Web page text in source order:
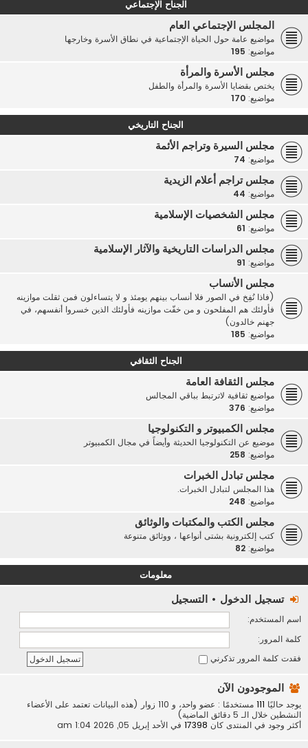
الجناح الإجتماعي
المجلس الإجتماعي العام
مواضيع عامة حول الحياة الإجتماعية في نطاق الأسرة وخارجها
مواضيع: 195
مجلس الأسرة والمرأة
يختص بقضايا الأسرة والمرأة والطفل
مواضيع: 170
الجناح التاريخي
مجلس السيرة وتراجم الأئمة
مواضيع: 74
مجلس تراجم أعلام الزيدية
مواضيع: 44
مجلس الشخصيات الإسلامية
مواضيع: 61
مجلس الدراسات التاريخية والآثار الإسلامية
مواضيع: 91
مجلس الأنساب
(فاذا نُفِخ في الصور فلا أنساب بينهم يومئذ و لا يتساءلون فمن ثقلت موازينه
فأولئك هم المفلحون و من خفّت موازينه فأولئك الذين خسروا أنفسهم، في
جهنم خالدون)
مواضيع: 185
الجناح الثقافي
مجلس الثقافة العامة
مواضيع ثقافية لاترتبط بباقي المجالس
مواضيع: 376
مجلس الكمبيوتر و التكنولوجيا
موضيع عن التكنولوجيا الحديثة وأيضاً في مجال الكمبيوتر
مواضيع: 258
مجلس تبادل الخبرات
هذا المجلس لتبادل الخبرات.
مواضيع: 248
مجلس الكتب والمكتبات والوثائق
كتب إلكترونية بشتى أنواعها ، ووثائق متنوعة
مواضيع: 82
معلومات
تسجيل الدخول • التسجيل
اسم المستخدم:
كلمة المرور:
فقدت كلمة المرور تذكرني
الموجودون الآن
يوجد حاليًا 111
مستخدمًا : عضو واحد، و 110 زوار (هذه البيانات تعتمد على الأعضاء
النشطين خلال الـ 5 دقائق الماضية)
أكثر وجود في المنتدى كان 17398 في الأحد إبريل 05, 2026 1:04 am